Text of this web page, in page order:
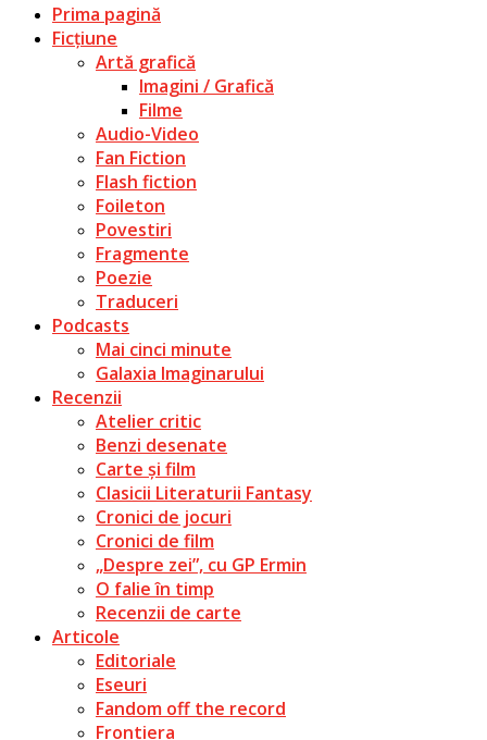
Prima pagină
Ficțiune
Artă grafică
Imagini / Grafică
Filme
Audio-Video
Fan Fiction
Flash fiction
Foileton
Povestiri
Fragmente
Poezie
Traduceri
Podcasts
Mai cinci minute
Galaxia Imaginarului
Recenzii
Atelier critic
Benzi desenate
Carte și film
Clasicii Literaturii Fantasy
Cronici de jocuri
Cronici de film
„Despre zei”, cu GP Ermin
O falie în timp
Recenzii de carte
Articole
Editoriale
Eseuri
Fandom off the record
Frontiera